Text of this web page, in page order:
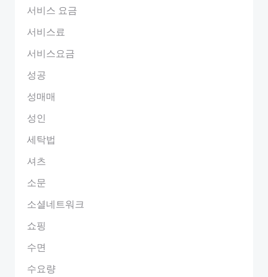
서비스 요금
서비스료
서비스요금
성공
성매매
성인
세탁법
셔츠
소문
소셜네트워크
쇼핑
수면
수요량